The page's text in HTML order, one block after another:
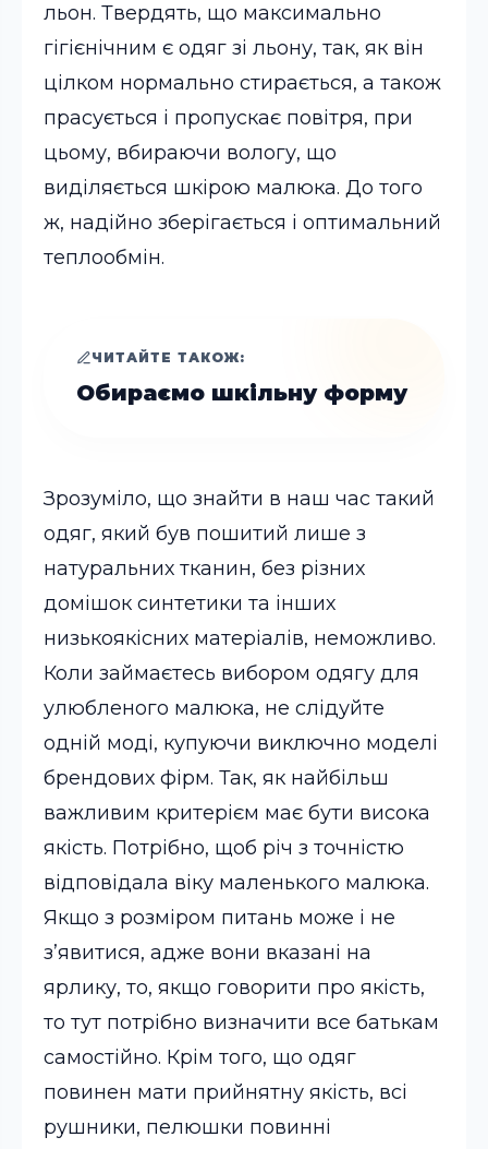
льон. Твердять, що максимально
гігієнічним є одяг зі льону, так, як він
цілком нормально стирається, а також
прасується і пропускає повітря, при
цьому, вбираючи вологу, що
виділяється шкірою малюка. До того
ж, надійно зберігається і оптимальний
теплообмін.
ЧИТАЙТЕ ТАКОЖ:
Обираємо шкільну форму
Зрозуміло, що знайти в наш час такий
одяг, який був пошитий лише з
натуральних тканин, без різних
домішок синтетики та інших
низькоякісних матеріалів, неможливо.
Коли займаєтесь вибором одягу для
улюбленого малюка, не слідуйте
одній моді, купуючи виключно моделі
брендових фірм. Так, як найбільш
важливим критерієм має бути висока
якість. Потрібно, щоб річ з точністю
відповідала віку маленького малюка.
Якщо з розміром питань може і не
з’явитися, адже вони вказані на
ярлику, то, якщо говорити про якість,
то тут потрібно визначити все батькам
самостійно. Крім того, що одяг
повинен мати прийнятну якість, всі
рушники, пелюшки повинні